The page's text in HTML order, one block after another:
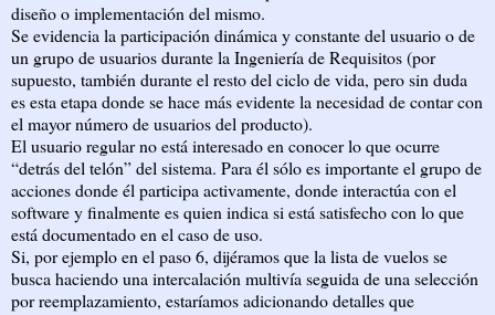
diseño o implementación del mismo.
Se evidencia la participación dinámica y constante del usuario o de
un grupo de usuarios durante la Ingeniería de Requisitos (por
supuesto, también durante el resto del ciclo de vida, pero sin duda
es esta etapa donde se hace más evidente la necesidad de contar con
el mayor número de usuarios del producto).
El usuario regular no está interesado en conocer lo que ocurre
“detrás del telón” del sistema. Para él sólo es importante el grupo de
acciones donde él participa activamente, donde interactúa con el
software y finalmente es quien indica si está satisfecho con lo que
está documentado en el caso de uso.
Si, por ejemplo en el paso 6, dijéramos que la lista de vuelos se
busca haciendo una intercalación multivía seguida de una selección
por reemplazamiento, estaríamos adicionando detalles que